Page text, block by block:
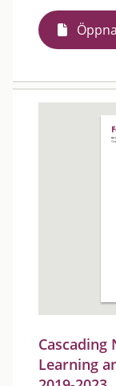
Cascading
Learning